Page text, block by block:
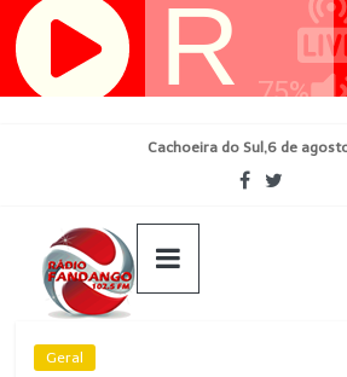
Pular
para
Cachoeira do Sul,6 de
Geral